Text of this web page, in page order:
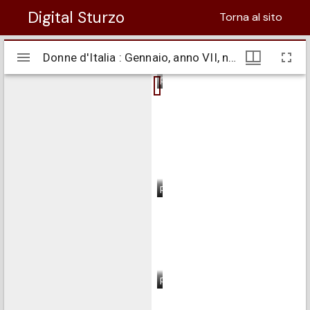
Digital Sturzo Torna al sito
Visualizzatore
Mirador
Donne d'Italia : Gennaio, anno VII, n. 01
pagina 1
pagina 2
pagina 3
pagina 4
pagina 5
Donne d'Italia : Gennaio, anno VII, n. 01